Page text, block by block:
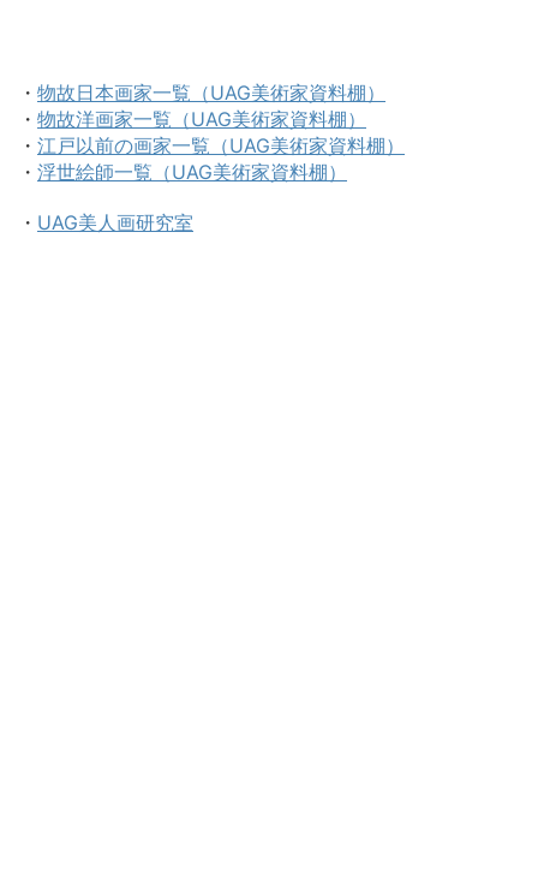
・ 物故日本画家一覧（UAG美術家資料棚）
・ 物故洋画家一覧（UAG美術家資料棚）
・ 江戸以前の画家一覧（UAG美術家資料棚）
・ 浮世絵師一覧（UAG美術家資料棚）
・ UAG美人画研究室